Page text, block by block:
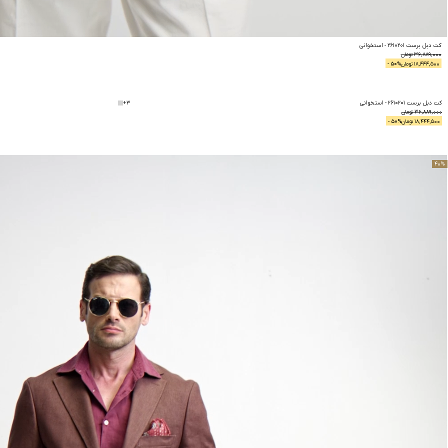
کت دبل برست 2610201 - استخوانی
36,889,000تومان
18,444,500 تومان 50% -
50%کت دبل برست 2610201 - استخوانی
36,889,000تومان
18,444,500 تومان 50% -
+3
40%